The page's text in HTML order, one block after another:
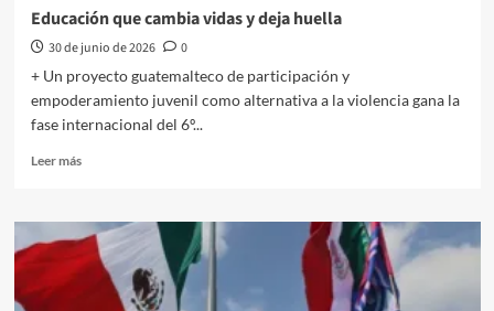
Educación que cambia vidas y deja huella
30 de junio de 2026
0
+ Un proyecto guatemalteco de participación y
empoderamiento juvenil como alternativa a la violencia gana la
fase internacional del 6º...
Leer másLeer
Educación
que
cambia
vidas